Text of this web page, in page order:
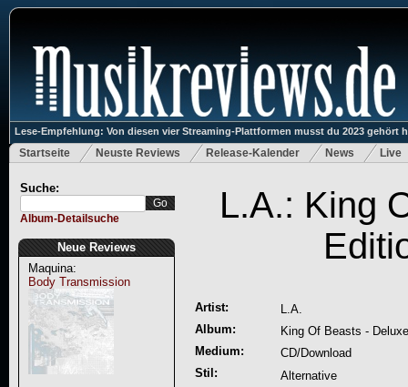
Lese-Empfehlung: Von diesen vier Streaming-Plattformen musst du 2023 gehört
Startseite Neuste Reviews Release-Kalender News Live
Suche:
Album-Detailsuche
Neue Reviews
Maquina:
Body Transmission
L.A.: King
Artist:
L.A.
Album:
King Of Beasts -
Medium:
CD/Download
Stil:
Alternative